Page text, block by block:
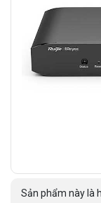
Sản phẩm này là